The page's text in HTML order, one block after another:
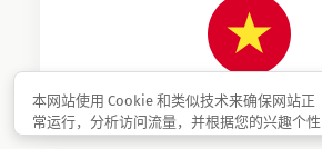
本网站使用 Cookie 和类似技术来确保网站正
常运行，分析访问流量，并根据您的兴趣个性
化内容与广告。我们也可能会将相关信息与我